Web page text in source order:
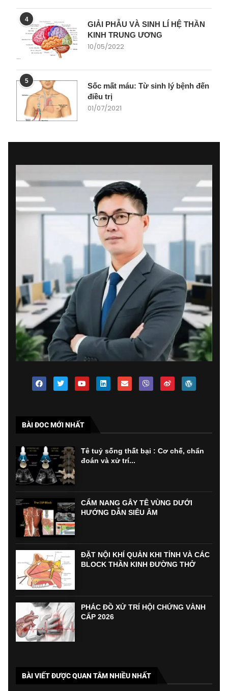
4
GIẢI PHẪU VÀ SINH LÍ HỆ THẦN
KINH TRUNG ƯƠNG
10/05/2022
5
Sốc mất máu: Từ sinh lý bệnh đến
điều trị
01/07/2021
BÀI ĐOC MỚI NHẤT
Tê tuỷ sống thất bại : Cơ chế, chẩn
đoán và xử trí...
CẨM NANG GÂY TÊ VÙNG DƯỚI
HƯỚNG DẪN SIÊU ÂM
ĐẶT NỘI KHÍ QUẢN KHI TỈNH VÀ CÁC
BLOCK THẦN KINH ĐƯỜNG THỞ
PHÁC ĐỒ XỬ TRÍ HỘI CHỨNG VÀNH
CẤP 2026
BÀI VIẾT ĐƯỢC QUAN TÂM NHIỀU NHẤT